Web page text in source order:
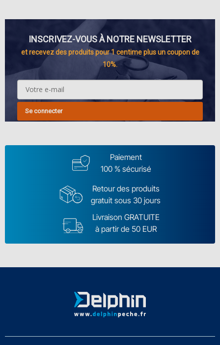
INSCRIVEZ-VOUS À NOTRE NEWSLETTER
et recevez des produits pour 1 centime plus un coupon de
10%.
Se connecter
Paiement
100 % sécurisé
Retour des produits
gratuit sous 30 jours
Livraison GRATUITE
à partir de 50 EUR